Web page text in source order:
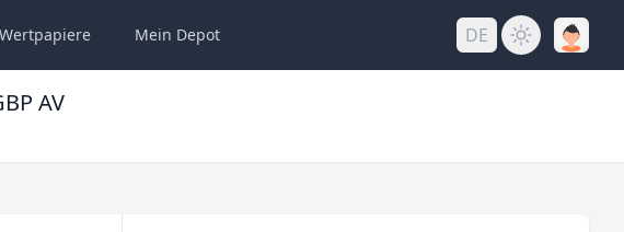
Wertpapiere Mein Depot DE
AV